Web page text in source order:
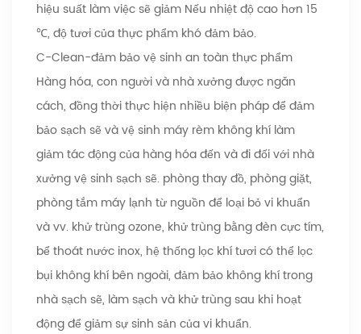
hiệu suất làm việc sẽ giảm Nếu nhiệt độ cao hơn 15
℃, độ tươi của thực phẩm khó đảm bảo.
C-Clean-đảm bảo vệ sinh an toàn thực phẩm
Hàng hóa, con người và nhà xưởng được ngăn
cách, đồng thời thực hiện nhiều biện pháp để đảm
bảo sạch sẽ và vệ sinh máy rèm không khí làm
giảm tác động của hàng hóa đến và đi đối với nhà
xưởng vệ sinh sạch sẽ. phòng thay đồ, phòng giặt,
phòng tắm máy lạnh từ nguồn để loại bỏ vi khuẩn
và vv. khử trùng ozone, khử trùng bằng đèn cực tím,
bể thoát nước inox, hệ thống lọc khí tươi có thể lọc
bụi không khí bên ngoài, đảm bảo không khí trong
nhà sạch sẽ, làm sạch và khử trùng sau khi hoạt
động để giảm sự sinh sản của vi khuẩn.